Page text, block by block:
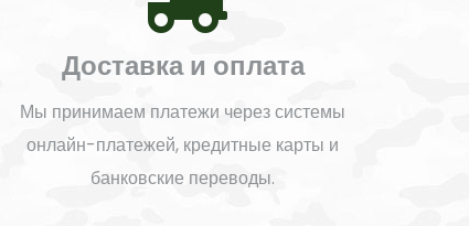
Доставка и оплата
Мы принимаем платежи через системы
онлайн-платежей, кредитные карты и
банковские переводы.